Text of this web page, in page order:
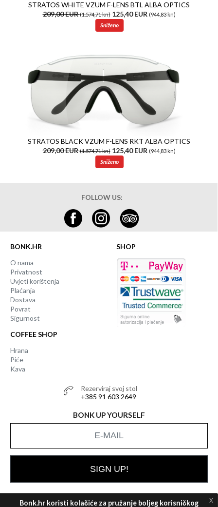
STRATOS WHITE VZUM F-LENS BTL ALBA OPTICS
209,00 EUR(1.574,71 kn)125,40 EUR (944,83 kn)
Sniženo
STRATOS BLACK VZUM F-LENS RKT ALBA OPTICS
209,00 EUR(1.574,71 kn)125,40 EUR (944,83 kn)
Sniženo
FOLLOW US:
BONK.HR
O nama
Privatnost
Uvjeti korištenja
Plaćanja
Dostava
Povrat
Sigurnost
COFFEE SHOP
Hrana
Piće
Kava
SHOP
Rezerviraj svoj stol
+385 91 603 2649
BONK UP YOURSELF
SIGN UP!
Bonk.hr koristi kolačiće za pružanje boljeg korisničkog
x